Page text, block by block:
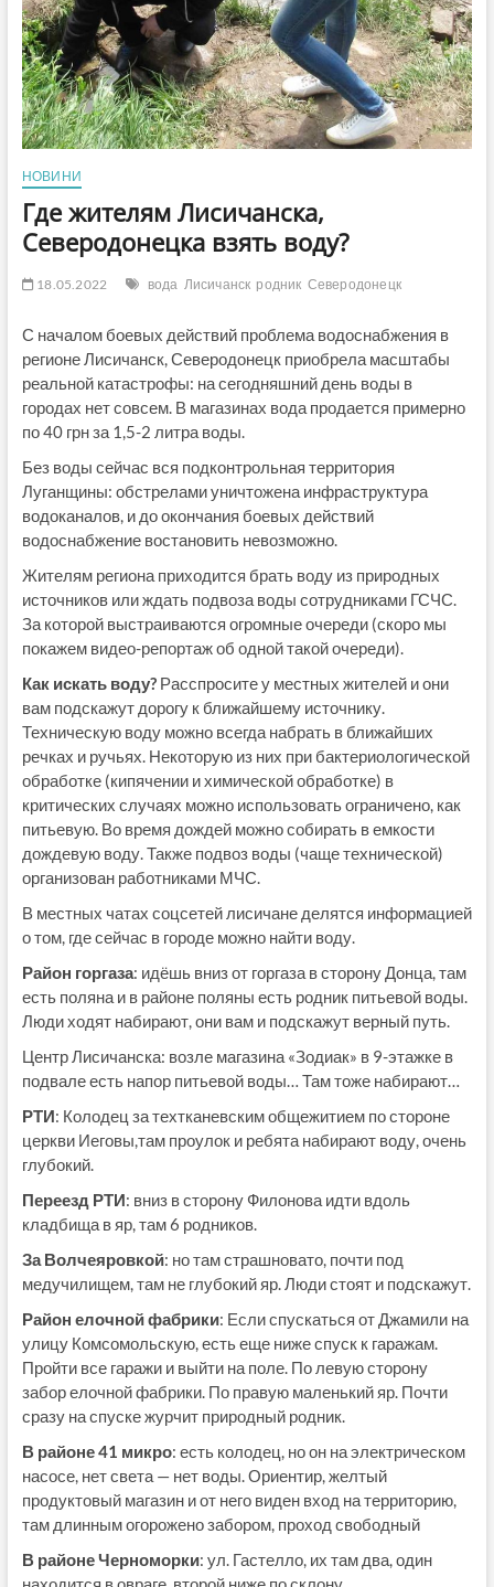
НОВИНИ
Где жителям Лисичанска,
Северодонецка взять воду?
18.05.2022 вода Лисичанск родник Северодонецк
С началом боевых действий проблема водоснабжения в
регионе Лисичанск, Северодонецк приобрела масштабы
реальной катастрофы: на сегодняшний день воды в
городах нет совсем. В магазинах вода продается примерно
по 40 грн за 1,5-2 литра воды.
Без воды сейчас вся подконтрольная территория
Луганщины: обстрелами уничтожена инфраструктура
водоканалов, и до окончания боевых действий
водоснабжение востановить невозможно.
Жителям региона приходится брать воду из природных
источников или ждать подвоза воды сотрудниками ГСЧС.
За которой выстраиваются огромные очереди (скоро мы
покажем видео-репортаж об одной такой очереди).
Как искать воду?Расспросите у местных жителей и они
вам подскажут дорогу к ближайшему источнику.
Техническую воду можно всегда набрать в ближайших
речках и ручьях. Некоторую из них при бактериологической
обработке (кипячении и химической обработке) в
критических случаях можно использовать ограничено, как
питьевую. Во время дождей можно собирать в емкости
дождевую воду. Также подвоз воды (чаще технической)
организован работниками МЧС.
В местных чатах соцсетей лисичане делятся информацией
о том, где сейчас в городе можно найти воду.
Район горгаза: идёшь вниз от горгаза в сторону Донца, там
есть поляна и в районе поляны есть родник питьевой воды.
Люди ходят набирают, они вам и подскажут верный путь.
Центр Лисичанска: возле магазина «Зодиак» в 9-этажке в
подвале есть напор питьевой воды… Там тоже набирают…
РТИ: Колодец за техтканевским общежитием по стороне
церкви Иеговы,там проулок и ребята набирают воду, очень
глубокий.
Переезд РТИ: вниз в сторону Филонова идти вдоль
кладбища в яр, там 6 родников.
За Волчеяровкой: но там страшновато, почти под
медучилищем, там не глубокий яр. Люди стоят и подскажут.
Район елочной фабрики: Если спускаться от Джамили на
улицу Комсомольскую, есть еще ниже спуск к гаражам.
Пройти все гаражи и выйти на поле. По левую сторону
забор елочной фабрики. По правую маленький яр. Почти
сразу на спуске журчит природный родник.
В районе 41 микро: есть колодец, но он на электрическом
насосе, нет света — нет воды. Ориентир, желтый
продуктовый магазин и от него виден вход на территорию,
там длинным огорожено забором, проход свободный
В районе Черноморки: ул. Гастелло, их там два, один